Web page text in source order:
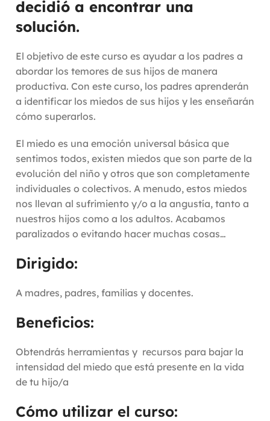
decidió a encontrar una
solución.
El objetivo de este curso es ayudar a los padres a
abordar los temores de sus hijos de manera
productiva. Con este curso, los padres aprenderán
a identificar los miedos de sus hijos y les enseñarán
cómo superarlos.
El miedo es una emoción universal básica que
sentimos todos, existen miedos que son parte de la
evolución del niño y otros que son completamente
individuales o colectivos. A menudo, estos miedos
nos llevan al sufrimiento y/o a la angustía, tanto a
nuestros hijos como a los adultos. Acabamos
paralizados o evitando hacer muchas cosas…
Dirigido:
A madres, padres, familias y docentes.
Beneficios:
Obtendrás herramientas y recursos para bajar la
intensidad del miedo que está presente en la vida
de tu hijo/a
Cómo utilizar el curso: